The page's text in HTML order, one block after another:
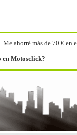
Me ahorré más de 70 € en
en Motosclick?